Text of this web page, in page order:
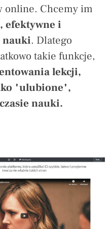
online. Chcemy im
efektywne i
nauki. Dlatego
takie funkcje,
lekcji,
"ulubione",
nauki.